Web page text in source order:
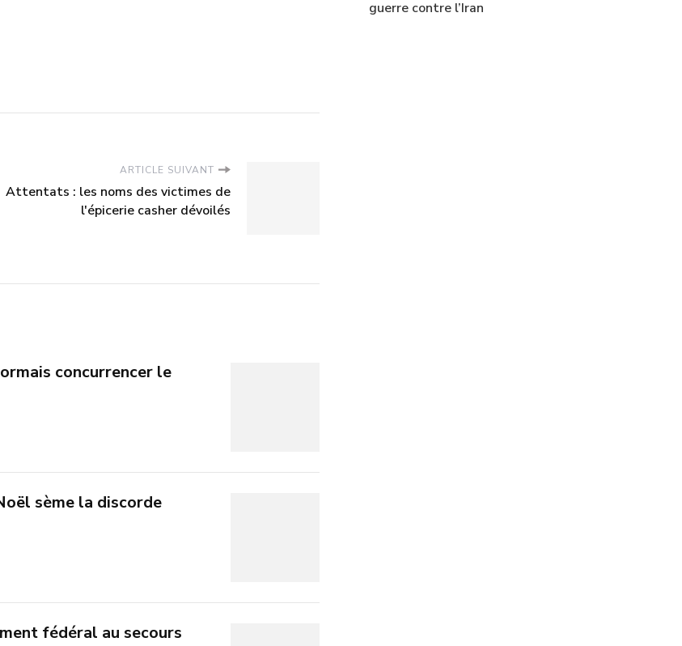
ARTICLE SUIVANT
Attentats : les noms des victimes de
l'épicerie casher dévoilés
concurrencer le
sème la discorde
fédéral au secours
guerre contre l’Iran